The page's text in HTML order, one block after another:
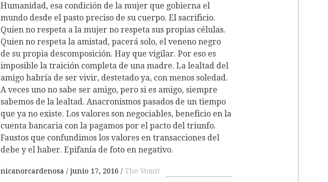
Humanidad, esa condición de la mujer que gobierna el
mundo desde el pasto preciso de su cuerpo. El sacrificio.
Quien no respeta a la mujer no respeta sus propias células.
Quien no respeta la amistad, pacerá solo, el veneno negro
de su propia descomposición. Hay que vigilar. Por eso es
imposible la traición completa de una madre. La lealtad del
amigo habría de ser vivir, destetado ya, con menos soledad.
A veces uno no sabe ser amigo, pero si es amigo, siempre
sabemos de la lealtad. Anacronismos pasados de un tiempo
que ya no existe. Los valores son negociables, beneficio en la
cuenta bancaria con la pagamos por el pacto del triunfo.
Faustos que confundimos los valores en transacciones del
debe y el haber. Epifanía de foto en negativo.
nicanorcardenosa junio 17, 2016 The Vomit